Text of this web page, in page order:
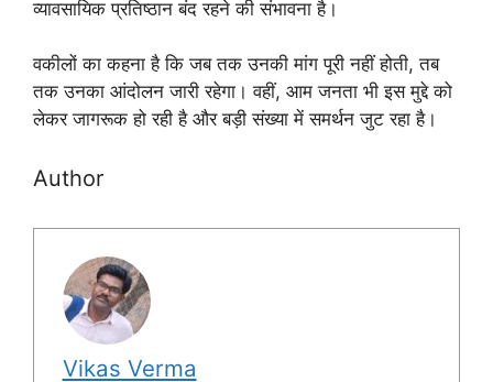
व्यावसायिक प्रतिष्ठान बंद रहने की संभावना है।
वकीलों का कहना है कि जब तक उनकी मांग पूरी नहीं होती, तब
तक उनका आंदोलन जारी रहेगा। वहीं, आम जनता भी इस मुद्दे को
लेकर जागरूक हो रही है और बड़ी संख्या में समर्थन जुट रहा है।
Author
Vikas Verma